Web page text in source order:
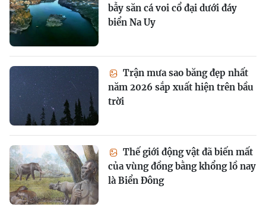
bẫy săn cá voi cổ đại dưới đáy
biển Na Uy
Trận mưa sao băng đẹp nhất
năm 2026 sắp xuất hiện trên bầu
trời
Thế giới động vật đã biến mất
của vùng đồng bằng khổng lồ nay
là Biển Đông